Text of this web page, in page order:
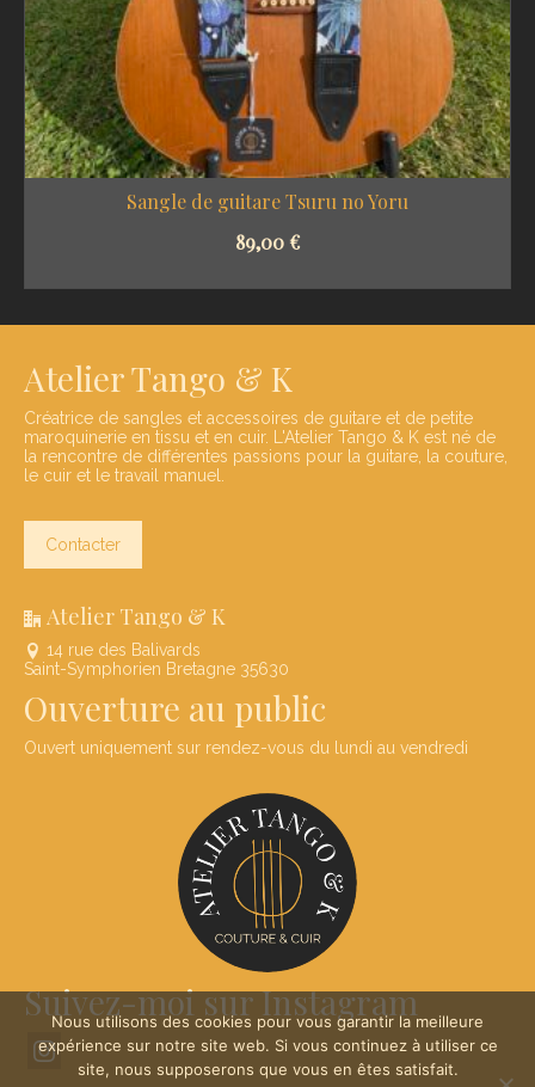
Sangle de guitare Tsuru no Yoru
89,00 €
Atelier Tango & K
Créatrice de sangles et accessoires de guitare et de petite
maroquinerie en tissu et en cuir. L'Atelier Tango & K est né de
la rencontre de différentes passions pour la guitare, la couture,
le cuir et le travail manuel.
Contacter
Atelier Tango & K
14 rue des Balivards
Saint-Symphorien Bretagne 35630
Ouverture au public
Ouvert uniquement sur rendez-vous du lundi au vendredi
Suivez-moi sur Instagram
Nous utilisons des cookies pour vous garantir la meilleure
expérience sur notre site web. Si vous continuez à utiliser ce
site, nous supposerons que vous en êtes satisfait.